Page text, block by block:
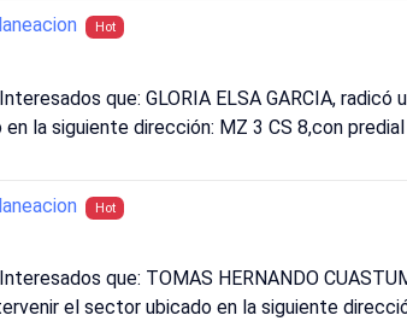
Hot
que: GLORIA ELSA GARCIA,
la siguiente dirección: MZ 3 CS 8,con
Hot
que: TOMAS HERNANDO
el sector ubicado en la siguiente